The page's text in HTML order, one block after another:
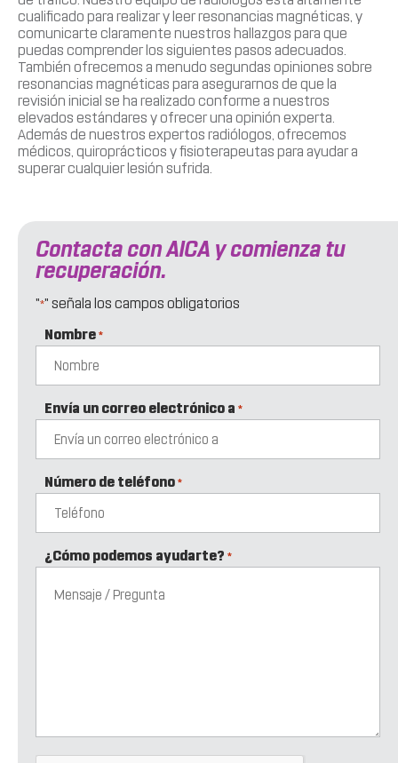
cualificado para realizar y leer resonancias magnéticas, y
comunicarte claramente nuestros hallazgos para que
puedas comprender los siguientes pasos adecuados.
También ofrecemos a menudo segundas opiniones sobre
resonancias magnéticas para asegurarnos de que la
revisión inicial se ha realizado conforme a nuestros
elevados estándares y ofrecer una opinión experta.
Además de nuestros expertos radiólogos, ofrecemos
médicos, quiroprácticos y fisioterapeutas para ayudar a
superar cualquier lesión sufrida.
Contacta con AICA y comienza tu
recuperación.
"*" señala los campos obligatorios
Nombre *
Envía un correo electrónico a *
Número de teléfono *
¿Cómo podemos ayudarte? *